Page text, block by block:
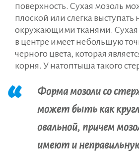
поверхность. Сухая мозоль
плоской или слегка выступать
окружающими тканями. Сухая
в центре имеет небольшую
черного цвета, которая
корня. У натоптыша такого
Форма мозоли со
может быть как
овальной, причем
имеют и